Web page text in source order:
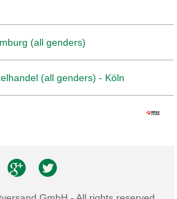
(all genders)
(all genders) - Köln